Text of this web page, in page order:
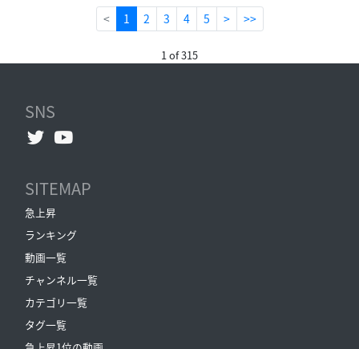
< 1 (current)
2 3 4 5 > >>
1 of 315
SNS
SITEMAP
急上昇
ランキング
動画一覧
チャンネル一覧
カテゴリ一覧
タグ一覧